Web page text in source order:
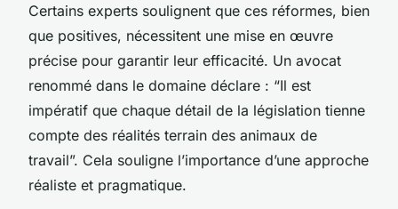
Certains experts soulignent que ces réformes, bien
que positives, nécessitent une mise en œuvre
précise pour garantir leur efficacité. Un avocat
renommé dans le domaine déclare : “Il est
impératif que chaque détail de la législation tienne
compte des réalités terrain des animaux de
travail”. Cela souligne l’importance d’une approche
réaliste et pragmatique.